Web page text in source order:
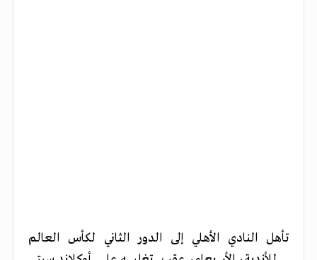
تأهل النادي الأهلي إلى الدور الثاني لكأس العالم